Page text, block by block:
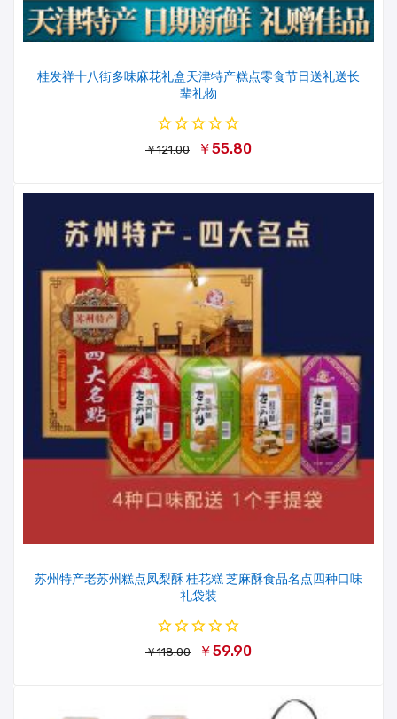
桂发祥十八街多味麻花礼盒天津特产糕点零食节日送礼送长
辈礼物
￥121.00 ￥55.80
苏州特产老苏州糕点凤梨酥 桂花糕 芝麻酥食品名点四种口味
礼袋装
￥118.00 ￥59.90